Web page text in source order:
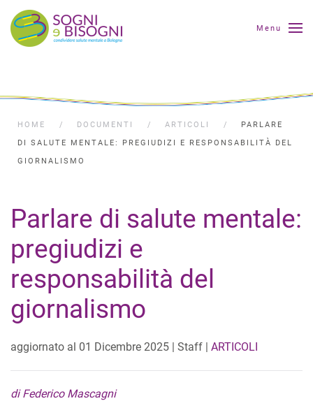
Menu
HOME DOCUMENTI ARTICOLI
PARLARE
DI SALUTE MENTALE: PREGIUDIZI E RESPONSABILITÀ DEL
GIORNALISMO
Parlare di salute mentale:
pregiudizi e
responsabilità del
giornalismo
aggiornato al 01 Dicembre 2025 | Staff | ARTICOLI
di Federico Mascagni